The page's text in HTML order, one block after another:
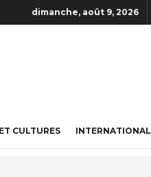
dimanche, août 9, 2026
CULTURES INTERNATIONAL